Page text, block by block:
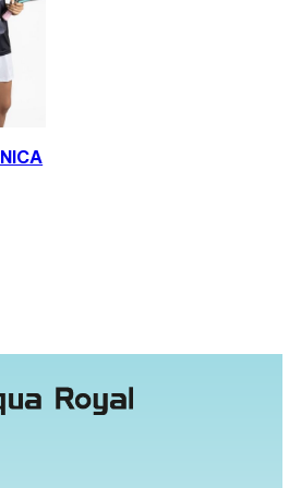
/ Blanco
/ Rojo